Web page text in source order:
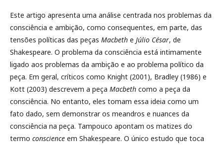
Este artigo apresenta uma análise centrada nos problemas da
consciência e ambição, como consequentes, em parte, das
tensões políticas das peças Macbeth e Júlio César, de
Shakespeare. O problema da consciência está intimamente
ligado aos problemas da ambição e ao problema político da
peça. Em geral, críticos como Knight (2001), Bradley (1986) e
Kott (2003) descrevem a peça Macbeth como a peça da
consciência. No entanto, eles tomam essa ideia como um
fato dado, sem demonstrar os meandros e nuances da
consciência na peça. Tampouco apontam os matizes do
termo conscience em Shakespeare. O único estudo que toca